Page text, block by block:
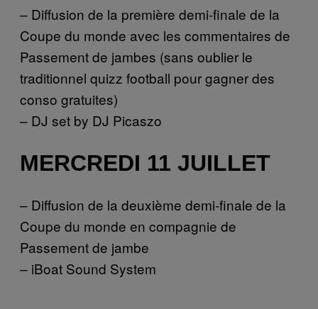
– Diffusion de la première demi-finale de la
Coupe du monde avec les commentaires de
Passement de jambes (sans oublier le
traditionnel quizz football pour gagner des
conso gratuites)
– DJ set by DJ Picaszo
MERCREDI 11 JUILLET
– Diffusion de la deuxième demi-finale de la
Coupe du monde en compagnie de
Passement de jambe
– iBoat Sound System